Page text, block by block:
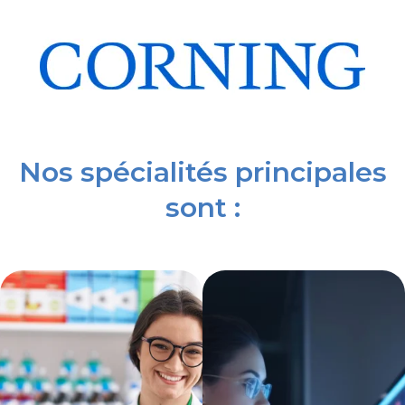
Nos spécialités principales
sont :